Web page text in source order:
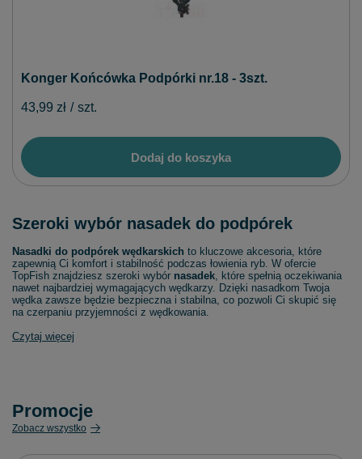
Konger Końcówka Podpórki nr.18 - 3szt.
43,99 zł / szt.
Dodaj do koszyka
Szeroki wybór nasadek do podpórek
Nasadki do podpórek wędkarskich to kluczowe akcesoria, które
zapewnią Ci komfort i stabilność podczas łowienia ryb. W ofercie
TopFish znajdziesz szeroki wybór nasadek, które spełnią oczekiwania
nawet najbardziej wymagających wędkarzy. Dzięki nasadkom Twoja
wędka zawsze będzie bezpieczna i stabilna, co pozwoli Ci skupić się
na czerpaniu przyjemności z wędkowania.
Czytaj więcej
Promocje
Zobacz wszystko